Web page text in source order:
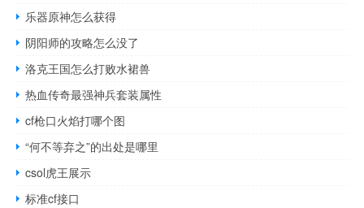
乐器原神怎么获得
阴阳师的攻略怎么没了
洛克王国怎么打败水裙兽
热血传奇最强神兵套装属性
cf枪口火焰打哪个图
“何不等弃之”的出处是哪里
csol虎王展示
标准cf接口